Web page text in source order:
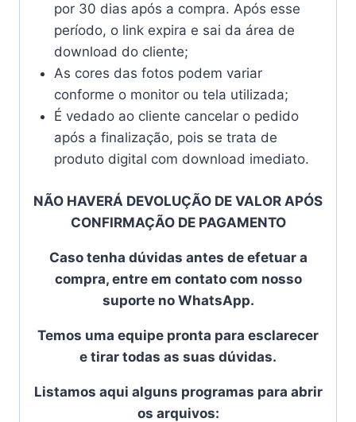
por 30 dias após a compra. Após esse
período, o link expira e sai da área de
download do cliente;
As cores das fotos podem variar
conforme o monitor ou tela utilizada;
É vedado ao cliente cancelar o pedido
após a finalização, pois se trata de
produto digital com download imediato.
NÃO HAVERÁ DEVOLUÇÃO DE VALOR APÓS
CONFIRMAÇÃO DE PAGAMENTO
Caso tenha dúvidas antes de efetuar a
compra, entre em contato com nosso
suporte no WhatsApp.
Temos uma equipe pronta para esclarecer
e tirar todas as suas dúvidas.
Listamos aqui alguns programas para abrir
os arquivos: